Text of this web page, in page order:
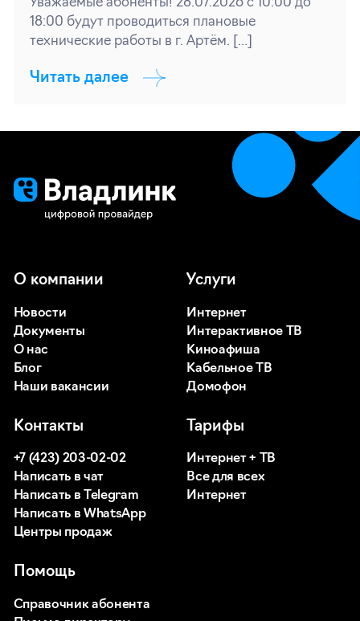
Уважаемые абоненты! 28.07.2026 с 10:00 до
18:00 будут проводиться плановые
технические работы в г. Артём. […]
Читать далее
О компании
Новости
Документы
О нас
Блог
Наши вакансии
Услуги
Интернет
Интерактивное ТВ
Киноафиша
Кабельное ТВ
Домофон
Помощь
Справочник абонента
Тарифы
Интернет + ТВ
Все для всех
Интернет
Контакты
+7 (423) 203-02-02
Написать в чат
Написать в Telegram
Написать в WhatsApp
Центры продаж